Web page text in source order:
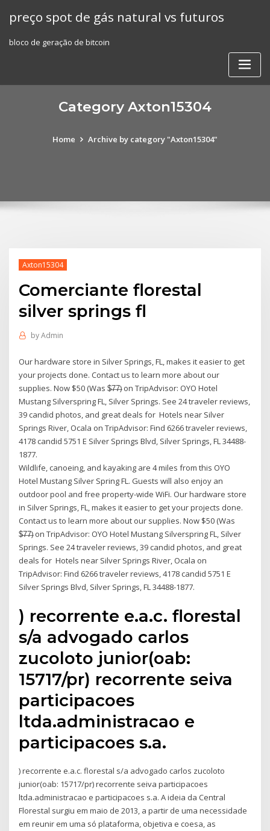
preço spot de gás natural vs futuros
bloco de geração de bitcoin
Category Axton15304
Home Archive by category "Axton15304"
Axton15304
Comerciante florestal
silver springs fl
byAdmin
Our hardware store in Silver Springs, FL, makes it easier to get
your projects done. Contact us to learn more about our
supplies. Now $50 (Was $̶7̶7̶) on TripAdvisor: OYO Hotel
Mustang Silverspring FL, Silver Springs. See 24 traveler reviews,
39 candid photos, and great deals for Hotels near Silver
Springs River, Ocala on TripAdvisor: Find 6266 traveler reviews,
4178 candid 5751 E Silver Springs Blvd, Silver Springs, FL 34488-
1877.
Wildlife, canoeing, and kayaking are 4 miles from this OYO
Hotel Mustang Silver Spring FL. Guests will also enjoy an
outdoor pool and free property-wide WiFi. Our hardware store
in Silver Springs, FL, makes it easier to get your projects done.
Contact us to learn more about our supplies. Now $50 (Was
$̶7̶7̶) on TripAdvisor: OYO Hotel Mustang Silverspring FL, Silver
Springs. See 24 traveler reviews, 39 candid photos, and great
deals for Hotels near Silver Springs River, Ocala on
TripAdvisor: Find 6266 traveler reviews, 4178 candid 5751 E
Silver Springs Blvd, Silver Springs, FL 34488-1877.
) recorrente e.a.c. florestal
s/a advogado carlos
zucoloto junior(oab:
15717/pr) recorrente seiva
participacoes
ltda.administracao e
participacoes s.a.
) recorrente e.a.c. florestal s/a advogado carlos zucoloto
junior(oab: 15717/pr) recorrente seiva participacoes
ltda.administracao e participacoes s.a. A ideia da Central
Florestal surgiu em maio de 2013, a partir de uma necessidade
em reunir em uma só plataforma, objetiva e coesa, as